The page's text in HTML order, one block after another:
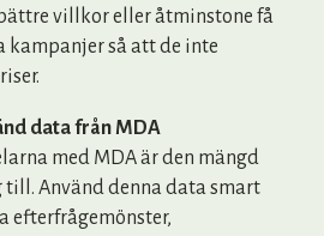
villkor eller åtminstone få
kampanjer så att de inte
data från MDA
med MDA är den mängd
Använd denna data smart
efterfrågemönster,